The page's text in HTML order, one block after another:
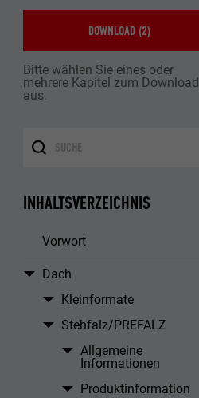
DOWNLOAD (2)
Bitte wählen Sie eines oder
mehrere Kapitel zum Download
aus.
INHALTSVERZEICHNIS
Vorwort
Dach
Kleinformate
Stehfalz/PREFALZ
Allgemeine
Informationen
Produktinformation